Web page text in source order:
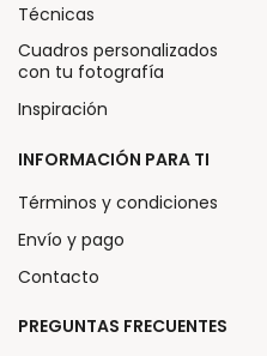
Técnicas
Cuadros personalizados
con tu fotografía
Inspiración
INFORMACIÓN PARA TI
Términos y condiciones
Envío y pago
Contacto
PREGUNTAS FRECUENTES